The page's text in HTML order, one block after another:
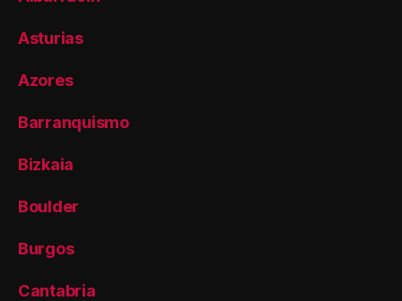
Asturias
Azores
Barranquismo
Bizkaia
Boulder
Burgos
Cantabria